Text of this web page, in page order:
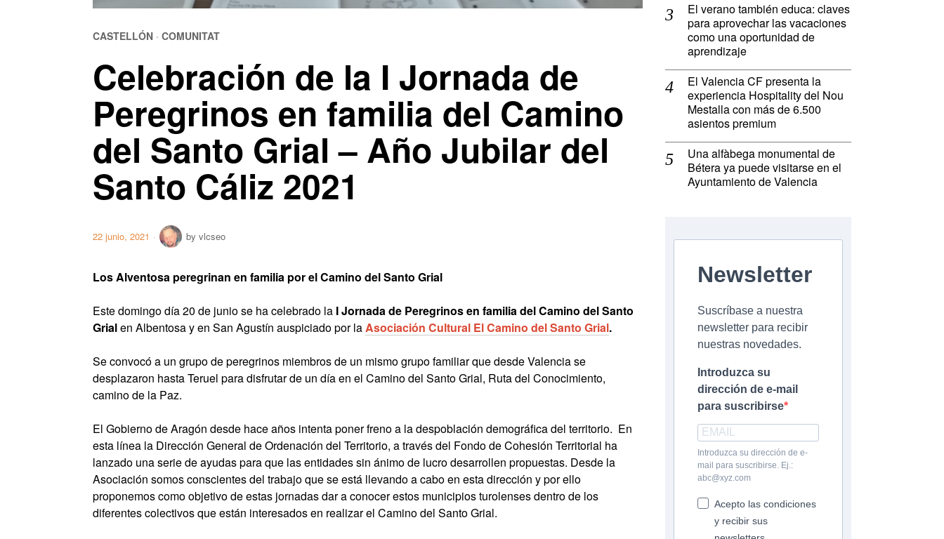
CASTELLÓN · COMUNITAT
Celebración de la I Jornada de
Peregrinos en familia del Camino
del Santo Grial – Año Jubilar del
Santo Cáliz 2021
22 junio, 2021 by vlcseo
Los Alventosa peregrinan en familia por el Camino del Santo Grial
Este domingo día 20 de junio se ha celebrado la IJornada de Peregrinos en familia del Camino del Santo
Grialen Albentosa y en San Agustín auspiciado por laAsociación Cultural El Camino del Santo Grial.
Se convocó a un grupo de peregrinos miembros de un mismo grupo familiar que desde Valencia se
desplazaron hasta Teruel para disfrutar de un día en el Camino del Santo Grial, Ruta del Conocimiento,
camino de la Paz.
El Gobierno de Aragón desde hace años intenta poner freno a la despoblación demográfica del territorio. En
esta línea la Dirección General de Ordenación del Territorio, a través del Fondo de Cohesión Territorial ha
lanzado una serie de ayudas para que las entidades sin ánimo de lucro desarrollen propuestas. Desde la
Asociación somos conscientes del trabajo que se está llevando a cabo en esta dirección y por ello
proponemos como objetivo de estas jornadas dar a conocer estos municipios turolenses dentro de los
diferentes colectivos que están interesados en realizar el Camino del Santo Grial.
El verano también educa: claves
para aprovechar las vacaciones
como una oportunidad de
aprendizaje
El Valencia CF presenta la
experiencia Hospitality del Nou
Mestalla con más de 6.500
asientos premium
Una alfàbega monumental de
Bétera ya puede visitarse en el
Ayuntamiento de Valencia
Newsletter
Suscríbase a nuestra
newsletter para recibir
nuestras novedades.
Introduzca su
dirección de e-mail
para suscribirse
Introduzca su dirección de e-
mail para suscribirse. Ej.:
abc@xyz.com
Acepto las condiciones
y recibir sus